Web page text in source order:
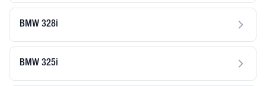
BMW 328i
BMW 325i